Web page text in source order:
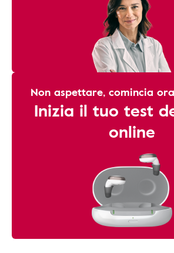
Non aspettare, comincia
Inizia il tuo test
online